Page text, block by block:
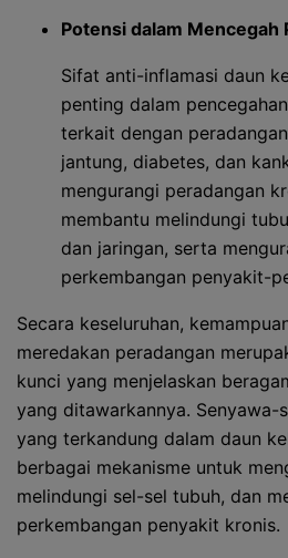
Potensi dalam Mencegah
Sifat anti-inflamasi daun
penting dalam
terkait dengan
jantung, diabetes, dan
mengurangi peradangan
membantu melindungi
dan jaringan, serta
perkembangan penyakit-
Secara keseluruhan,
meredakan peradangan
kunci yang menjelaskan
yang ditawarkannya. Senyawa-
yang terkandung dalam daun
berbagai mekanisme untuk
melindungi sel-sel tubuh, dan
perkembangan penyakit kronis.